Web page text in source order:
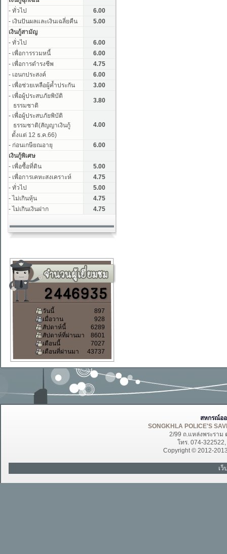
วันนี้
897
เมื่อวาน
928
สัปดาห์นี้
6289
สัปดาห์ที่ผ่านมา
8601
เดือนนี้
7027
เดือนที่ผ่านมา
43737
สหกรณ์อ
SONGKHLA POLICE'S
2/99 ถ.แหล่งพระราม
โทร. 074-
Copyright © 2012-
เ